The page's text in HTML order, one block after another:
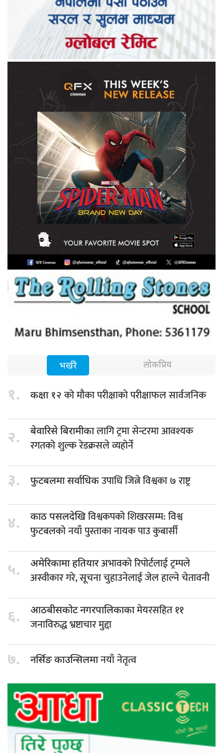
भर्खरै लोकप्रिय
१. कक्षा १२को मौका परीक्षाको परीक्षाफल सार्वजनिक
२. बेवारिसे बिरामीकालागि ट्रमा सेन्टरमा आवश्यक
रगतको शुल्क रेडक्रसले व्यहोर्ने
३. फुटबलमा सर्वाधिकउपाधि जित्ने विश्वका ७ राष्ट्र
४. काठ पसलदेखिविश्वकपको शिखरसम्म: विश्व
फुटबलको नयाँ पुस्ताका नायक पाउ कुबार्सी
५. अमेरिकामा हतियारअभावको रिपोर्टलाई ट्रम्पले
अस्वीकार गरे, सूचना चुहाउनेलाई जेल हाल्ने चेतावनी
६. आठबीसकोट नगरपालिकाकामेयरसहित ११
जनाविरुद्ध भ्रष्टाचार मुद्दा
७. नर्सिङ काउन्सिलमानयाँ नेतृत्व